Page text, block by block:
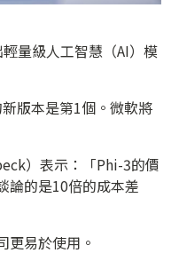
量級人工智慧（AI）模
版本是第1個。微軟將
）表示：「Phi-3的價
論的是10倍的成本差
更易於使用。